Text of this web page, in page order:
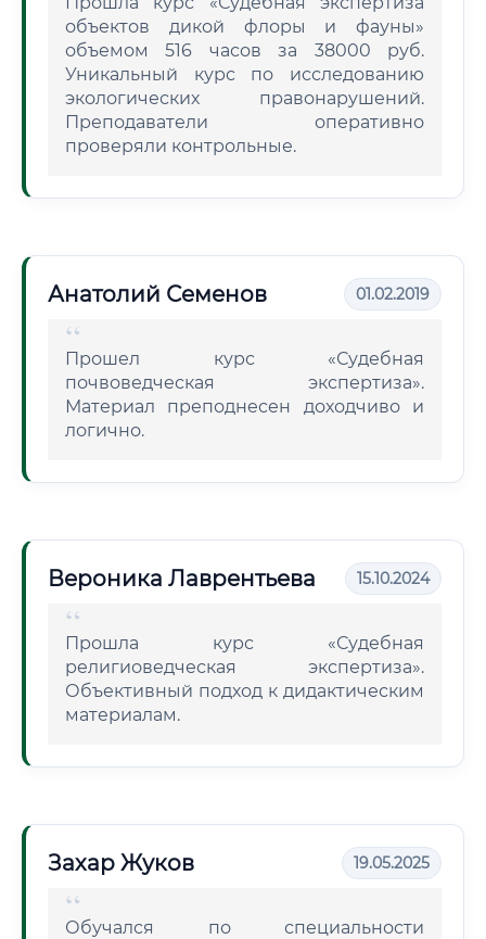
объектов дикой флоры и фауны»
объемом 516 часов за 38000 руб.
Уникальный курс по исследованию
экологических правонарушений.
Преподаватели оперативно
проверяли контрольные.
Анатолий Семенов 01.02.2019
Прошел курс «Судебная
почвоведческая экспертиза».
Материал преподнесен доходчиво и
логично.
Вероника Лаврентьева 15.10.2024
Прошла курс «Судебная
религиоведческая экспертиза».
Объективный подход к дидактическим
материалам.
Захар Жуков 19.05.2025
Обучался по специальности